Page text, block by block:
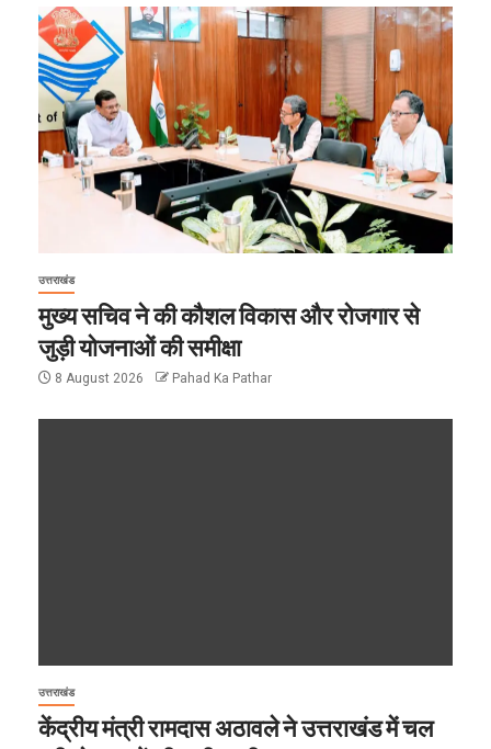
उत्तराखंड
मुख्य सचिव ने की कौशल विकास और रोजगार से
जुड़ी योजनाओं की समीक्षा
8 August 2026 Pahad Ka Pathar
उत्तराखंड
केंद्रीय मंत्री रामदास अठावले ने उत्तराखंड में चल